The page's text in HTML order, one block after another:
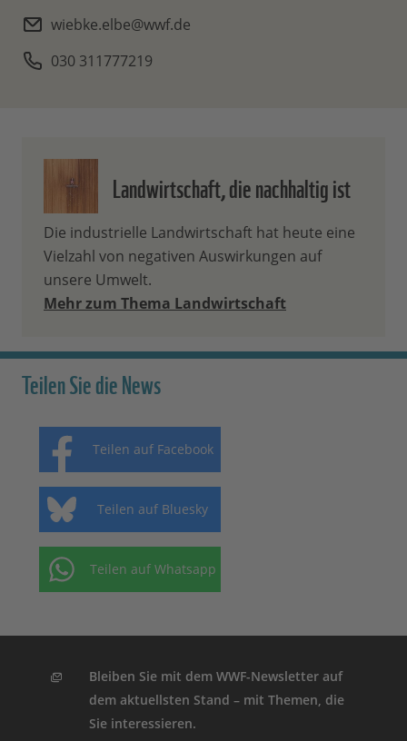
wiebke.elbe@wwf.de
030 311777219
Landwirtschaft, die nachhaltig ist
Die industrielle Landwirtschaft hat heute eine
Vielzahl von negativen Auswirkungen auf
unsere Umwelt.
Mehr zum Thema Landwirtschaft
Teilen Sie die News
Teilen auf Facebook
Teilen auf Bluesky
Teilen auf Whatsapp
Bleiben Sie mit dem WWF-Newsletter auf
dem aktuellsten Stand – mit Themen, die
Sie interessieren.